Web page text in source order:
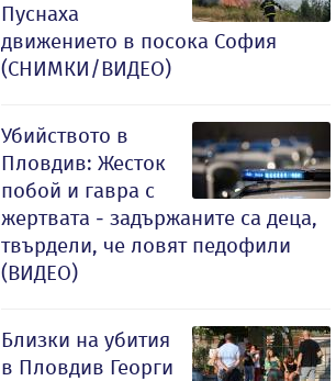
Пуснаха
движението в посока София
(СНИМКИ/ВИДЕО)
Убийството в
Пловдив: Жесток
побой и гавра с
жертвата - задържаните са деца,
твърдели, че ловят педофили
(ВИДЕО)
Близки на убития
в Пловдив Георги